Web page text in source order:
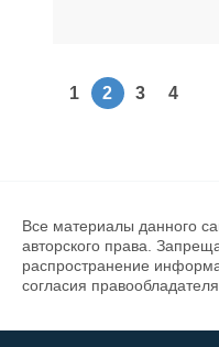
1 2 3 4
Все материалы данного
авторского права.
распространение
согласия